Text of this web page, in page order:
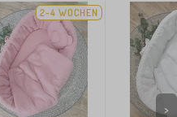
2-4 WOCHEN
>